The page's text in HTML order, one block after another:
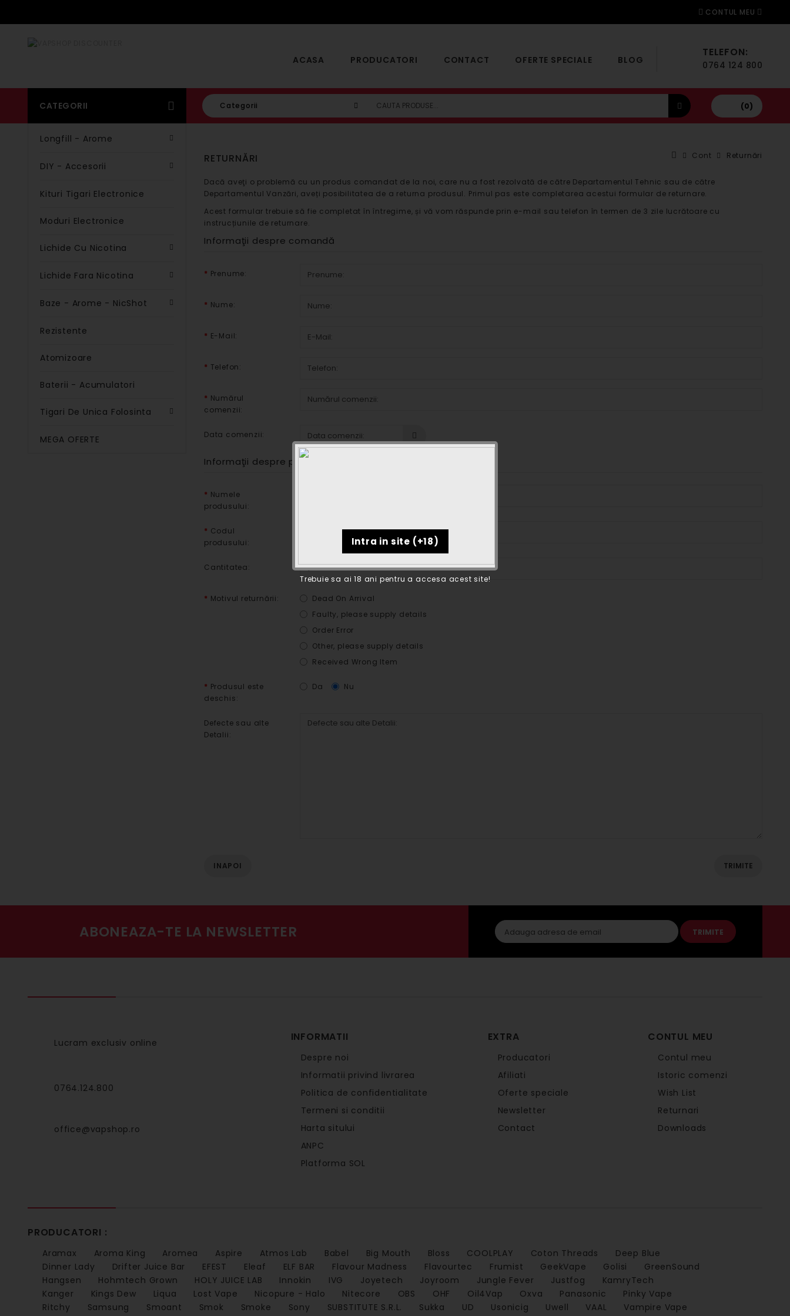
Trebuie sa ai 18 ani pentru a accesa acest site!
CONTUL MEU
TELEFON:
0764 124 800
ACASA PRODUCATORI CONTACT OFERTE SPECIALE BLOG
CATEGORII Categorii (0)
Longfill - Arome
DIY - Accesorii
Kituri Tigari Electronice
Moduri Electronice
Lichide Cu Nicotina
Lichide Fara Nicotina
Baze - Arome - NicShot
Rezistente
Atomizoare
Baterii - Acumulatori
Tigari De Unica Folosinta
MEGA OFERTE
Cont Returnări
RETURNĂRI
Dacă aveţi o problemă cu un produs comandat de la noi, care nu a fost rezolvată de către Departamentul Tehnic sau de către
Departamentul Vanzări, aveți posibilitatea de a returna produsul. Primul pas este completarea acestui formular de returnare.
Acest formular trebuie să fie completat în întregime, și vă vom răspunde prin e-mail sau telefon în termen de 3 zile lucrătoare cu
instrucțiunile de returnare.
Informaţii despre comandă
Prenume:
Nume:
E-Mail:
Telefon:
Numărul
comenzii:
Data comenzii:
Informaţii despre produs și motivul de returnare
Numele
produsului:
Codul
produsului:
Cantitatea:
Motivul returnării:
Dead On Arrival
Faulty, please supply details
Order Error
Other, please supply details
Received Wrong Item
Produsul este
deschis:
Da Nu
Defecte sau alte
Detalii:
INAPOI
ABONEAZA-TE LA NEWSLETTER TRIMITE
Lucram exclusiv online
0764.124.800
office@vapshop.ro
INFORMATII
Despre noi
Informatii privind livrarea
Politica de confidentialitate
Termeni si conditii
Harta sitului
ANPC
Platforma SOL
EXTRA
Producatori
Afiliati
Oferte speciale
Newsletter
Contact
CONTUL MEU
Contul meu
Istoric comenzi
Wish List
Returnari
Downloads
PRODUCATORI :
Aramax Aroma King Aromea Aspire Atmos Lab Babel Big Mouth Bloss COOLPLAY Coton Threads
Deep Blue
Dinner Lady
Drifter Juice Bar EFEST Eleaf ELF BAR Flavour Madness Flavourtec Frumist GeekVape Golisi
GreenSound
Hangsen
Hohmtech Grown HOLY JUICE LAB Innokin IVG Joyetech Joyroom Jungle Fever Justfog
KamryTech
Kanger
Kings Dew Liqua Lost Vape Nicopure - Halo Nitecore OBS OHF Oil4Vap Oxva Panasonic
Pinky Vape
Ritchy
Samsung Smoant Smok Smoke Sony SUBSTITUTE S.R.L. Sukka UD Usonicig Uwell VAAL
Vampire Vape